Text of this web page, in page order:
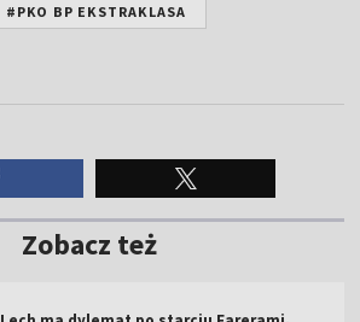
#PKO BP EKSTRAKLASA
Zobacz też